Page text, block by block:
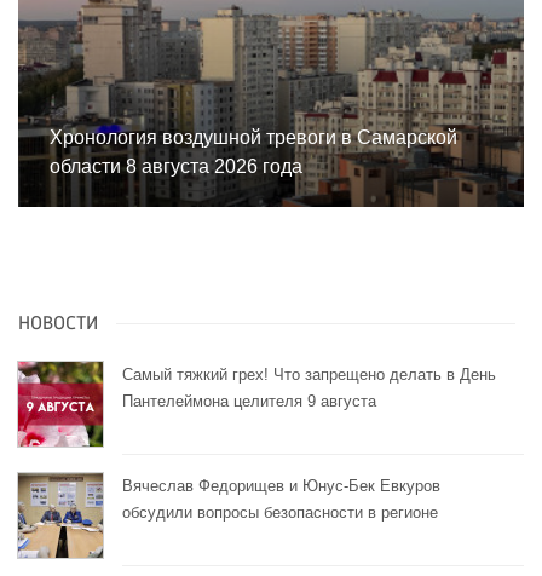
Хронология воздушной тревоги в Самарской
области 8 августа 2026 года
НОВОСТИ
Самый тяжкий грех! Что запрещено делать в День
Пантелеймона целителя 9 августа
Вячеслав Федорищев и Юнус-Бек Евкуров
обсудили вопросы безопасности в регионе